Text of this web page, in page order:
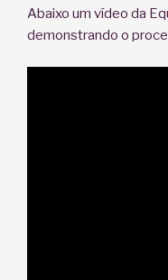
Abaixo um vídeo da
demonstrando o